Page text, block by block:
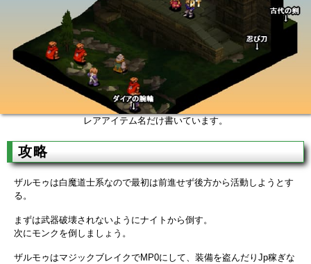
レアアイテム名だけ書いています。
攻略
ザルモゥは白魔道士系なので最初は前進せず後方から活動しようとす
る。
まずは武器破壊されないようにナイトから倒す。
次にモンクを倒しましょう。
ザルモゥはマジックブレイクでMP0にして、装備を盗んだりJp稼ぎな